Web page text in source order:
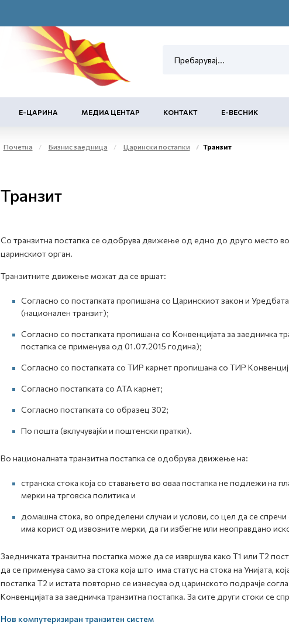
Е-ЦАРИНА МЕДИА ЦЕНТАР КОНТАКТ Е-ВЕСНИК
Почетна Бизнис заедница Царински постапки Транзит
Транзит
Со транзитна постапка се одобрува движење од едно до друго место
царинскиот орган.
Транзитните движење можат да се вршат:
Согласно со постапката пропишана со Царинскиот закон и
(национален транзит);
Согласно со постапката пропишана со Конвенцијата за заедничка
постапка се применува од 01.07.2015 година);
Согласно со постапката со ТИР карнет пропишана со ТИР
Согласно постапката со АТА карнет;
Согласно постапката со образец 302;
По пошта (вклучувајќи и поштенски пратки).
Во националната транзитна постапка се одобрува движење на:
странска стока која со ставањето во оваа постапка не подлежи на
мерки на трговска политика и
домашна стока, во определени случаи и услови, со цел да се спречи
има корист од извозните мерки, да ги избегне или неоправдано
Заедничката транзитна постапка може да се извршува како Т1 или Т2
да се применува само за стока која што има статус на стока на Унијата,
постапка Т2 и истата повторно се изнесува од царинското подрачје
Конвенцијата за заедничка транзитна постапка. За сите други стоки се
Нов компутеризиран транзитен систем